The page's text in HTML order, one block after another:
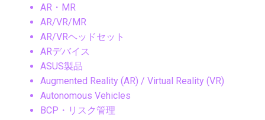
AR・MR
AR/VR/MR
AR/VRヘッドセット
ARデバイス
ASUS製品
Augmented Reality (AR) / Virtual Reality (VR)
Autonomous Vehicles
BCP・リスク管理